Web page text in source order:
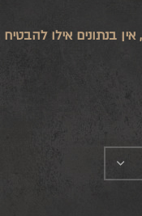
אין בנתונים אילו